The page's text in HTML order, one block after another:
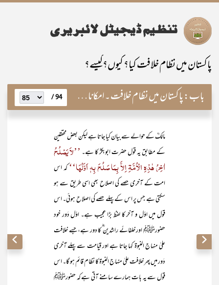
پاکستان میں نظام خلافت کیا؟ کیوں؟کیسے؟
باب:پاکستان میں نظام خلافت ۔امکانات، خدوخال اور قیام کا طریق کار 94 /
مالکؒ کے حوالے سے بیان کیا جاتا ہے لیکن بعض محققین
کے مطابق یہ قول حضرت ابوبکرؓ کا ہے۔’’لاَ یَصْلُحُ
اٰخِرُ ھٰذِہِ الْاُمَّۃِ اِلاَّ بِمَا صَلُحَ بِہٖ اَوَّلُھَا‘‘کہ اس
امت کے آخری حصے کی اصلاح بھی اسی طریق سے ہو
سکتی ہے جس پر اس کے پہلے حصے کی اصلاح ہوئی۔ اس
قول میں اوّل و آخر کا لفظ بڑا عجیب ہے۔ اوّل دَور خود
حضورﷺ اور خلفائے راشدین ؓ کا دور ہے، جسے خلافت
علیٰ منہاج النبوۃ کہا جاتا ہے اور قیامت سے پہلے آخری
دَور میں پھر خلافت علیٰ منہاج النبوۃ کا نظام قائم ہو گا۔ اس
قول سے یہ بات ہمارے سامنے آتی ہے کہ حضورﷺ